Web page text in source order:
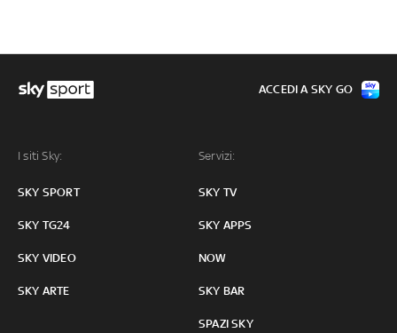
I siti Sky:
SKY SPORT
SKY TG24
SKY VIDEO
SKY ARTE
Servizi:
SKY TV
SKY APPS
NOW
SKY BAR
SPAZI SKY
ACCEDI A SKY GO